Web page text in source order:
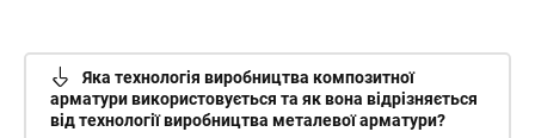
Наш інтернет-магазин пропонує
купити композитні кілочки для
рослин – овочів, кві...
Яка технологія виробництва композитної
арматури використовується та як вона відрізняється
від технології виробництва металевої арматури?